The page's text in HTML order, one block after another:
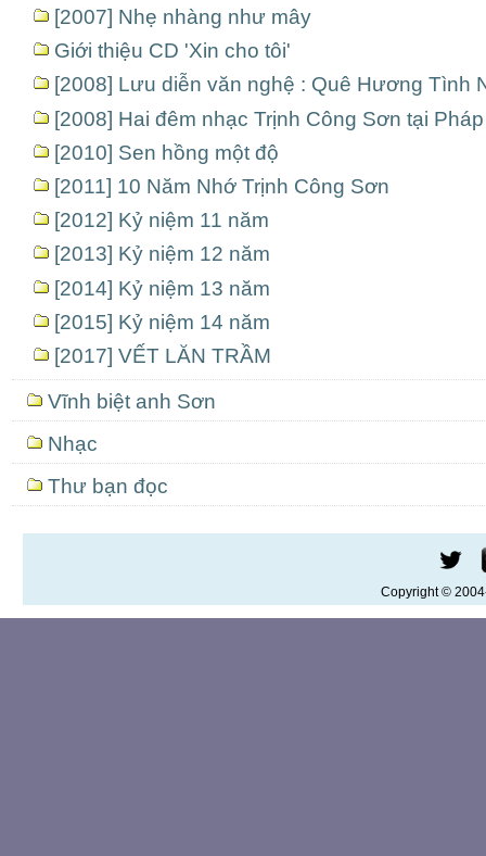
[2007] Nhẹ nhàng như mây
Giới thiệu CD 'Xin cho tôi'
[2008] Lưu diễn văn nghệ : Quê Hương Tình
[2008] Hai đêm nhạc Trịnh Công Sơn tại Pháp
[2010] Sen hồng một độ
[2011] 10 Năm Nhớ Trịnh Công Sơn
[2012] Kỷ niệm 11 năm
[2013] Kỷ niệm 12 năm
[2014] Kỷ niệm 13 năm
[2015] Kỷ niệm 14 năm
[2017] VẾT LĂN TRẦM
Vĩnh biệt anh Sơn
Nhạc
Thư bạn đọc
Copyright ©